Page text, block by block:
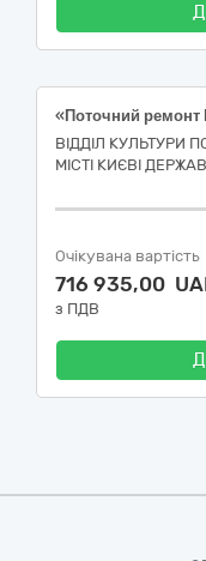
ВІДДІЛ КУЛЬТУРИ
МІСТІ КИЄВІ
Очікувана вартість
716 935,00
з ПДВ